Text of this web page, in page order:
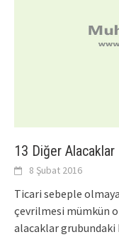
13 Diğer Alacaklar
8 Şubat 2016
Ticari sebeple
çevrilmesi mümkün
alacaklar